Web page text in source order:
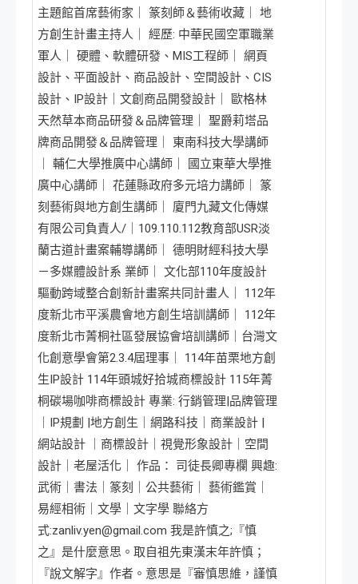
主題館首席藝術家｜ 篆刻師＆藝術收藏｜ 地
方創生計畫主持人｜ 經歷: 中華民國空軍職業
軍人｜ 硬體、軟體研發、MIS工程師｜ 網頁
設計、平面設計、商品設計、空間設計、CIS
設計、IP設計｜文創商品開發設計｜ 歐格林
天然草本商品研發＆品牌管理｜ 聖爵莉塔品
牌商品開發＆品牌管理｜ 東南科技大學講師
｜ 輔仁大學推廣中心講師｜ 國立東華大學推
廣中心講師｜ 花蓮縣政府多元培力講師｜ 篆
刻藝術與地方創生講師｜ 廈門九藏文化傳媒
有限公司負責人/｜109.110.112教育部USR淡
蘭古道計畫案輔導講師｜ 德明財經科技大學
－多媒體設計系 業師｜ 文化部110年度設計
驅動跨域整合創新計畫案共同計畫人｜ 112年
度新北市平溪農會地方創生培訓講師｜ 112年
度新北市菁桐社區發展協會培訓講師｜台灣文
化創意學會第2.3.4屆理事｜ 114年苗栗地方創
生IP設計 114年頭城好拾城商標設計 115年菁
桐碳場咖啡商標設計 專業: 行銷管理|品牌管理
｜IP規劃 |地方創生｜網路科技｜商業設計 |
網站設計 ｜商標設計｜視覺形象設計｜空間
設計｜老屋活化｜ 作品： 司徒長卿專欄 興趣:
武術｜書法｜篆刻｜公共藝術｜ 藝術鑑賞｜
易經相術｜文學｜文字學 聯絡方
式:zanliv.yen@gmail.com 我是許慎之;『慎
之』是什麼意思。取自祖先東漢末年許慎；
『說文解字』作者。意思是『審慎思維，謹慎